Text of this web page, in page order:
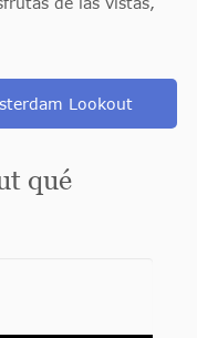
Lookout
qué